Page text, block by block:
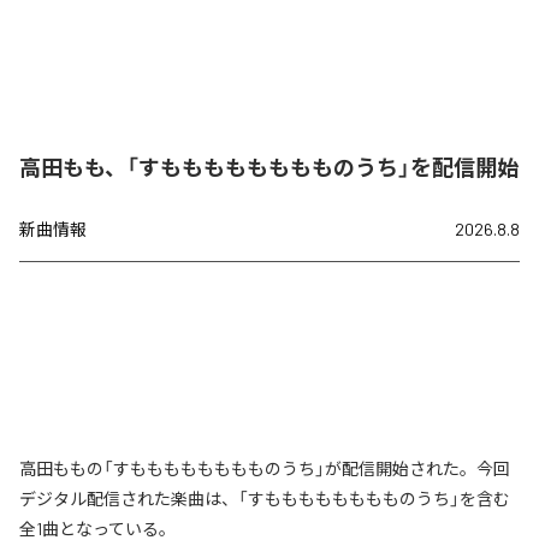
高田もも、「すもももももももものうち」を配信開始
新曲情報 2026.8.8
高田ももの「すもももももももものうち」が配信開始された。今回
デジタル配信された楽曲は、「すもももももももものうち」を含む
全1曲となっている。